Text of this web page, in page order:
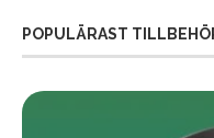
POPULÄRAST